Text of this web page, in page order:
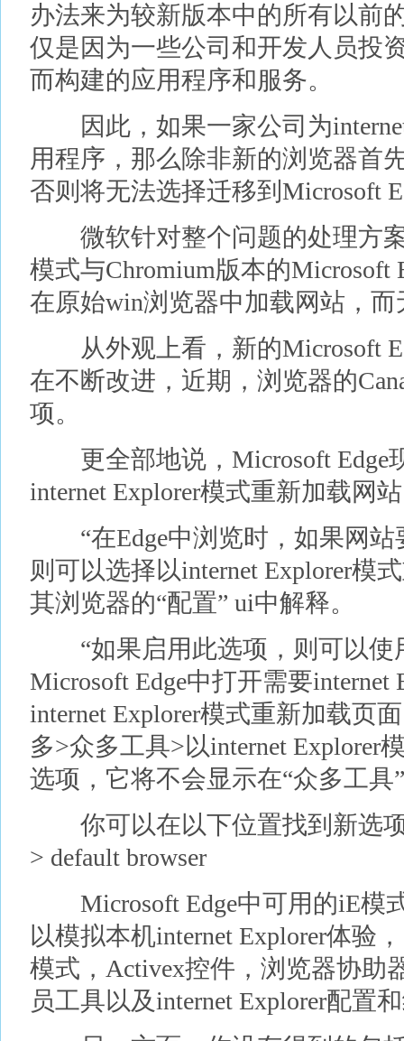
办法来为较新版本中的所有以前
仅是因为一些公司和开发人员投
而构建的应用程序和服务。
因此，如果一家公司为
用程序，那么除非新的浏览器首
否则将无法选择迁移到Microsoft
微软针对整个问题的处理方案
模式与Chromium版本的Microsoft
在原始win浏览器中加载网站，
从外观上看，新的Microsoft
在不断改进，近期，浏览器的
项。
更全部地说，Microsoft Edge
internet Explorer模式重新加载网
“在Edge中浏览时，如果网站
则可以选择以internet Explorer模
其浏览器的“配置” ui中解释。
“如果启用此选项，则可以使
Microsoft Edge中打开需要internet
internet Explorer模式重新加载页
多>众多工具>以internet Explorer
选项，它将不会显示在“众多工具
你可以在以下位置找到新选项
> default browser
Microsoft Edge中可用的iE模
以模拟本机internet Explorer体验
模式，Activex控件，浏览器协助
员工具以及internet Explorer配置